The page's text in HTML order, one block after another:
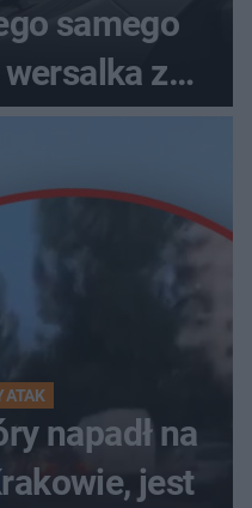
samego
z
ATAK
napadł na
jest